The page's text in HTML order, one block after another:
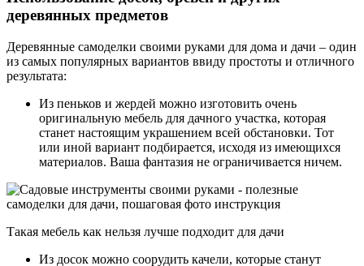
деревянных предметов
Деревянные самоделки своими руками для дома и дачи – один
из самых популярных вариантов ввиду простоты и отличного
результата:
Из пеньков и жердей можно изготовить очень
оригинальную мебель для дачного участка, которая
станет настоящим украшением всей обстановки. Тот
или иной вариант подбирается, исходя из имеющихся
материалов. Ваша фантазия не ограничивается ничем.
Такая мебель как нельзя лучше подходит для дачи
Из досок можно соорудить качели, которые станут